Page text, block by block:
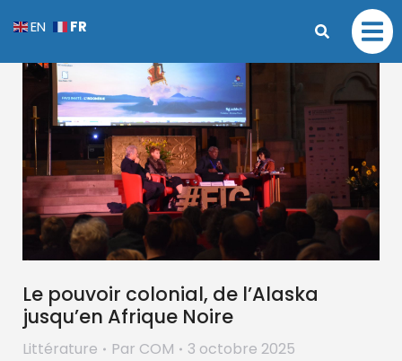
Le pouvoir colonial, de l’Alaska
jusqu’en Afrique Noire
Littérature Par COM
3 octobre 2025
EN FR